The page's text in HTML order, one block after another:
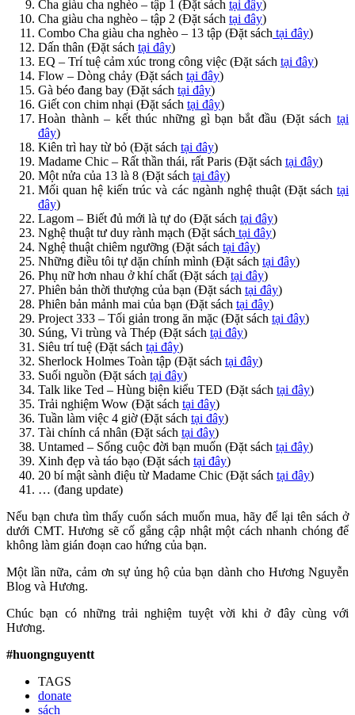
Cha giàu cha nghèo – tập 1 (Đặt sách tại đây)
Cha giàu cha nghèo – tập 2 (Đặt sách tại đây)
Combo Cha giàu cha nghèo – 13 tập (Đặt sách tại đây)
Dấn thân (Đặt sách tại đây)
EQ – Trí tuệ cảm xúc trong công việc (Đặt sách tại đây)
Flow – Dòng chảy (Đặt sách tại đây)
Gà béo đang bay (Đặt sách tại đây)
Giết con chim nhại (Đặt sách tại đây)
Hoàn thành – kết thúc những gì bạn bắt đầu (Đặt sách tại
đây)
Kiên trì hay từ bỏ (Đặt sách tại đây)
Madame Chic – Rất thần thái, rất Paris (Đặt sách tại đây)
Một nửa của 13 là 8 (Đặt sách tại đây)
Mối quan hệ kiến trúc và các ngành nghệ thuật (Đặt sách tại
đây)
Lagom – Biết đủ mới là tự do (Đặt sách tại đây)
Nghệ thuật tư duy rành mạch (Đặt sách tại đây)
Nghệ thuật chiêm ngưỡng (Đặt sách tại đây)
Những điều tôi tự dặn chính mình (Đặt sách tại đây)
Phụ nữ hơn nhau ở khí chất (Đặt sách tại đây)
Phiên bản thời thượng của bạn (Đặt sách tại đây)
Phiên bản mảnh mai của bạn (Đặt sách tại đây)
Project 333 – Tối giản trong ăn mặc (Đặt sách tại đây)
Súng, Vi trùng và Thép (Đặt sách tại đây)
Siêu trí tuệ (Đặt sách tại đây)
Sherlock Holmes Toàn tập (Đặt sách tại đây)
Suối nguồn (Đặt sách tại đây)
Talk like Ted – Hùng biện kiểu TED (Đặt sách tại đây)
Trải nghiệm Wow (Đặt sách tại đây)
Tuần làm việc 4 giờ (Đặt sách tại đây)
Tài chính cá nhân (Đặt sách tại đây)
Untamed – Sống cuộc đời bạn muốn (Đặt sách tại đây)
Xinh đẹp và táo bạo (Đặt sách tại đây)
20 bí mật sành điệu từ Madame Chic (Đặt sách tại đây)
… (đang update)
Nếu bạn chưa tìm thấy cuốn sách muốn mua, hãy để lại tên sách ở
dưới CMT. Hương sẽ cố gắng cập nhật một cách nhanh chóng để
không làm gián đoạn cao hứng của bạn.
Một lần nữa, cảm ơn sự ủng hộ của bạn dành cho Hương Nguyễn
Blog và Hương.
Chúc bạn có những trải nghiệm tuyệt vời khi ở đây cùng với
Hương.
#huongnguyentt
TAGS
donate
sách